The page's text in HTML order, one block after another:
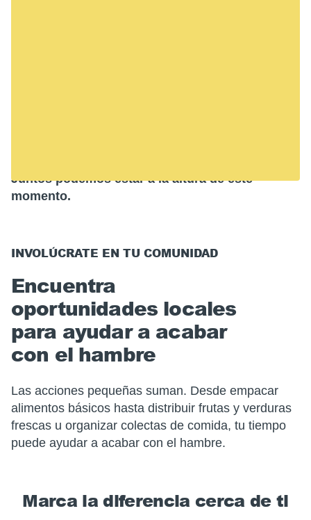
Juntos podemos estar a la altura de este
momento.
INVOLÚCRATE EN TU COMUNIDAD
Encuentra
oportunidades locales
para ayudar a acabar
con el hambre
Las acciones pequeñas suman. Desde empacar
alimentos básicos hasta distribuir frutas y verduras
frescas u organizar colectas de comida, tu tiempo
puede ayudar a acabar con el hambre.
Marca la diferencia cerca de ti